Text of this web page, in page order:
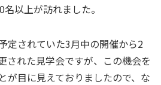
以上が訪れました。
定されていた3月中の開催から2
された見学会ですが、この機会を
が目に見えておりましたので、な